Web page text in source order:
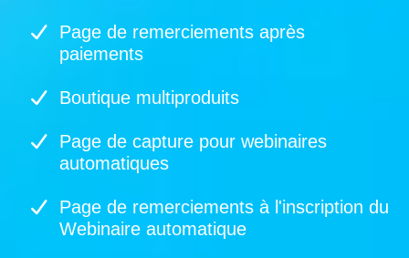
Page de remerciements après
paiements
Boutique multiproduits
Page de capture pour webinaires
automatiques
Page de remerciements à l'inscription du
Webinaire automatique